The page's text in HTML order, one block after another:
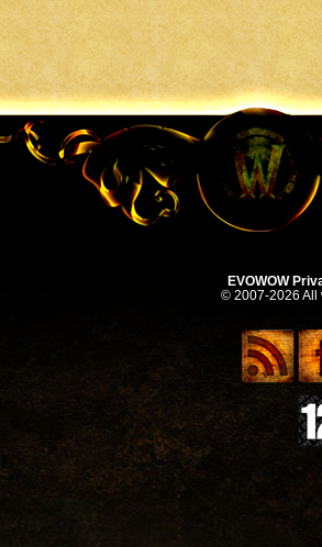
EVOWOW
© 2007-2026 All